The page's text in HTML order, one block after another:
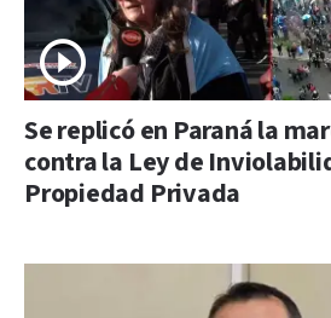
Se replicó en Paraná la
contra la Ley de
Propiedad Privada